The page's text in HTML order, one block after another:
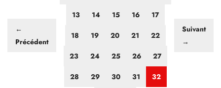
←
Précédent
13 14 15 16 17
18 19 20 21 22
23 24 25 26 27
28 29 30 31 32
Suivant
→